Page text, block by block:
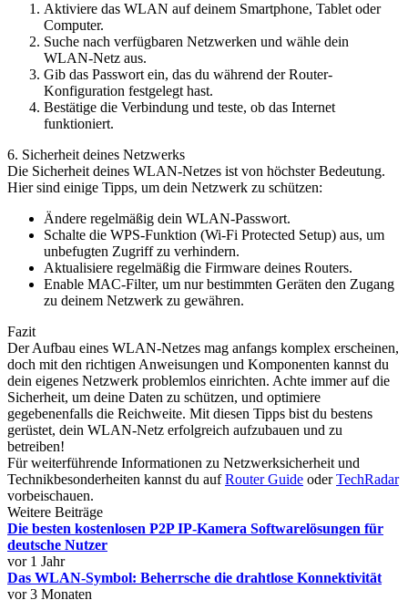
Aktiviere das WLAN auf deinem Smartphone, Tablet oder
Computer.
Suche nach verfügbaren Netzwerken und wähle dein
WLAN-Netz aus.
Gib das Passwort ein, das du während der Router-
Konfiguration festgelegt hast.
Bestätige die Verbindung und teste, ob das Internet
funktioniert.
6. Sicherheit deines Netzwerks
Die Sicherheit deines WLAN-Netzes ist von höchster Bedeutung.
Hier sind einige Tipps, um dein Netzwerk zu schützen:
Ändere regelmäßig dein WLAN-Passwort.
Schalte die WPS-Funktion (Wi-Fi Protected Setup) aus, um
unbefugten Zugriff zu verhindern.
Aktualisiere regelmäßig die Firmware deines Routers.
Enable MAC-Filter, um nur bestimmten Geräten den Zugang
zu deinem Netzwerk zu gewähren.
Fazit
Der Aufbau eines WLAN-Netzes mag anfangs komplex erscheinen,
doch mit den richtigen Anweisungen und Komponenten kannst du
dein eigenes Netzwerk problemlos einrichten. Achte immer auf die
Sicherheit, um deine Daten zu schützen, und optimiere
gegebenenfalls die Reichweite. Mit diesen Tipps bist du bestens
gerüstet, dein WLAN-Netz erfolgreich aufzubauen und zu
betreiben!
Für weiterführende Informationen zu Netzwerksicherheit und
Technikbesonderheiten kannst du aufRouter Guide oderTechRadar
vorbeischauen.
Weitere Beiträge
Die besten kostenlosen P2P IP-Kamera Softwarelösungen für
deutsche Nutzer
vor 1 Jahr
Das WLAN-Symbol: Beherrsche die drahtlose Konnektivität
vor 3 Monaten